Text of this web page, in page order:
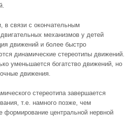
в связи с окончательным
механизмов у детей
движений и более быстро
динамические стереотипы движений.
уменьшается богатство движений, но
движения.
стереотипа завершается
т.е. намного позже, чем
формирование центральной нервной